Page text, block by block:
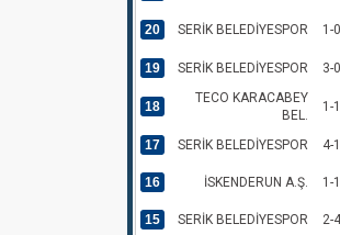
20 SERİK BELEDİYESPOR 1-0
19 SERİK BELEDİYESPOR 3-0
18
TECO KARACABEY
BEL.
1-1
17 SERİK BELEDİYESPOR 4-1
16 İSKENDERUN A.Ş. 1-1
15 SERİK BELEDİYESPOR 2-4